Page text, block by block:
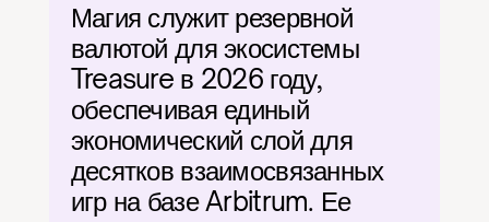
Магия служит резервной
валютой для экосистемы
Treasure в 2026 году,
обеспечивая единый
экономический слой для
десятков взаимосвязанных
игр на базе Arbitrum. Ее